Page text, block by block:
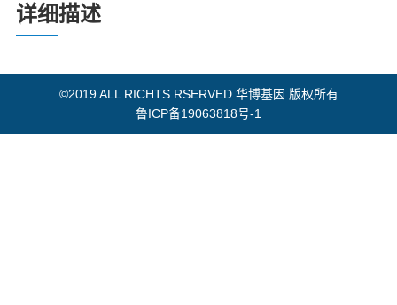
详细描述
©2019 ALL RICHTS RSERVED 华博基因 版权所有
鲁ICP备19063818号-1